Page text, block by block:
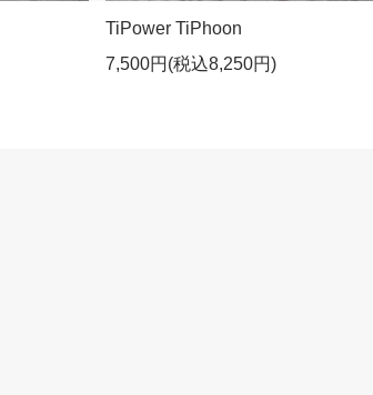
TiPower TiPhoon
7,500円(税込8,250円)